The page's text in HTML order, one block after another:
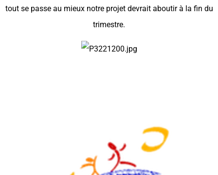
tout se passe au mieux notre projet devrait aboutir à la fin du
trimestre.